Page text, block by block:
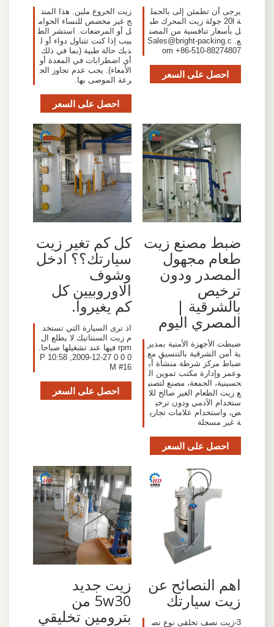
يرجى أن تطمئن إلى بالجمل
ة 20l جولة زيت المحرك طب
ل بأسعار تنافسية من المصن
ع. Sales@bright-packing.c
om +86-510-88274807
احصل على السعر
زيت الخروع ملين. هذا المنت
ج غير مخصص للنساء الحوام
ل أو المرضعات. استشر الط
بيب إذا كنت تتناول دواء أو ل
ديك حالة طبية (بما في ذلك
أي اضطرابات في المعدة أو
الأمعاء). يجب عدم تجاوز الج
رعة الموصى بها.
احصل على السعر
ضبط مصنع زيت
طعام مجهول
المصدر ودون
ترخيص
بالشرقية |
المصري اليوم
ضبطت الأجهزة الأمنية بمدير
ية أمن الشرقية بالتنسيق مع
ضباط مركز شرطة منشأة أب
وعمر وإدارة مكتب تموين ال
حسينية، الجمعة، مصنع لتصني
ع زيت الطعام الغير صالح للا
ستخدام الآدمي ودون ترخي
ص، واستخدام علامات تجاري
ة غير مسجلة
احصل على السعر
كل كم تغير زيت
سيارتك؟؟ ادخل
وشوف
الاوروبيين كل
كم يغيروا.
اذ ترى السيارة التي تستخد
م زيت السنتاتيك لا يطلع ال
rpm فيها عند تشغيلها صباحا.
0 0 0 27-12-2009, 10:58 P
M #16
احصل على السعر
اهم النصائح عن
زيت سيارتك
3-زيت نصف تخلقى نوع نص
زيت جديد
5w30 من
بترومين تخليقي